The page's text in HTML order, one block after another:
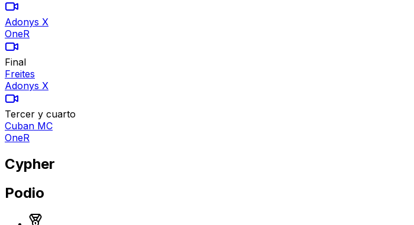
Adonys X
OneR
Final
Freites
Adonys X
Tercer y cuarto
Cuban MC
OneR
Cypher
Podio